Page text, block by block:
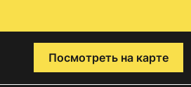
Посмотреть на карте